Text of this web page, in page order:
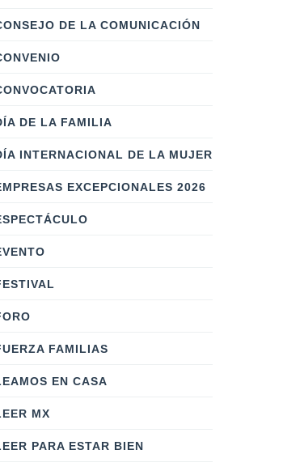
DE LA COMUNICACIÓN
DE LA FAMILIA
INTERNACIONAL DE LA MUJER
EXCEPCIONALES 2026
FAMILIAS
EN CASA
MX
PARA ESTAR BIEN